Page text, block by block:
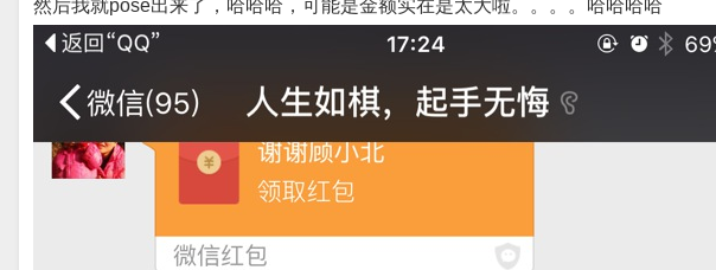
然后我就pose出来了，哈哈哈，可能是金额实在是太大啦。。。。哈哈哈哈